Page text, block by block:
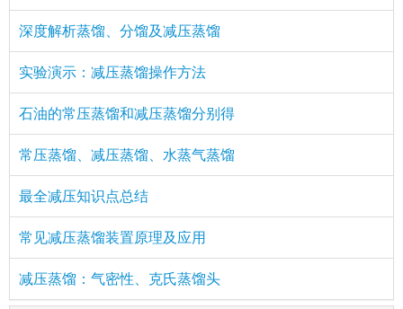
深度解析蒸馏、分馏及减压蒸馏
实验演示：减压蒸馏操作方法
石油的常压蒸馏和减压蒸馏分别得
常压蒸馏、减压蒸馏、水蒸气蒸馏
最全减压知识点总结
常见减压蒸馏装置原理及应用
减压蒸馏：气密性、克氏蒸馏头